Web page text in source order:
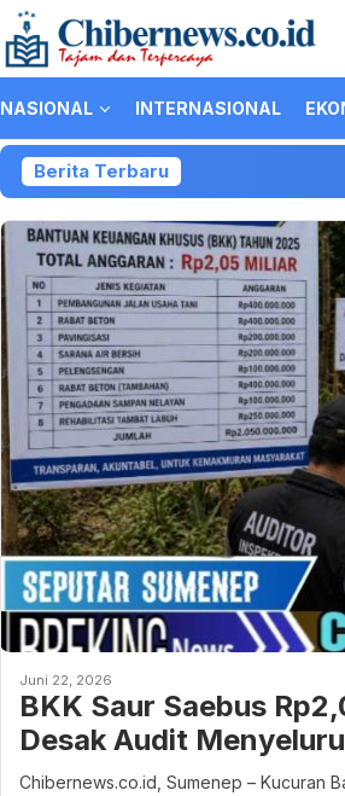
NASIONAL INTERNASIONAL
Berita Terbaru
Juni 22, 2026
BKK Saur Saebus
Desak Audit
Chibernews.co.id, Sumenep – Kucuran